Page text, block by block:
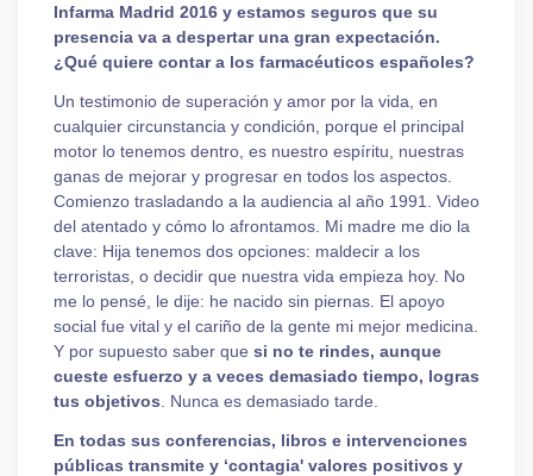
Infarma Madrid 2016 y estamos seguros que su
presencia va a despertar una gran expectación.
¿Qué quiere contar a los farmacéuticos españoles?
Un testimonio de superación y amor por la vida, en
cualquier circunstancia y condición, porque el principal
motor lo tenemos dentro, es nuestro espíritu, nuestras
ganas de mejorar y progresar en todos los aspectos.
Comienzo trasladando a la audiencia al año 1991. Video
del atentado y cómo lo afrontamos. Mi madre me dio la
clave: Hija tenemos dos opciones: maldecir a los
terroristas, o decidir que nuestra vida empieza hoy. No
me lo pensé, le dije: he nacido sin piernas. El apoyo
social fue vital y el cariño de la gente mi mejor medicina.
Y por supuesto saber que si no te rindes, aunque
cueste esfuerzo y a veces demasiado tiempo, logras
tus objetivos . Nunca es demasiado tarde.
En todas sus conferencias, libros e intervenciones
públicas transmite y ‘contagia' valores positivos y